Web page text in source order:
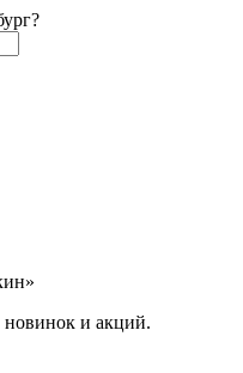
?
новинок и акций.